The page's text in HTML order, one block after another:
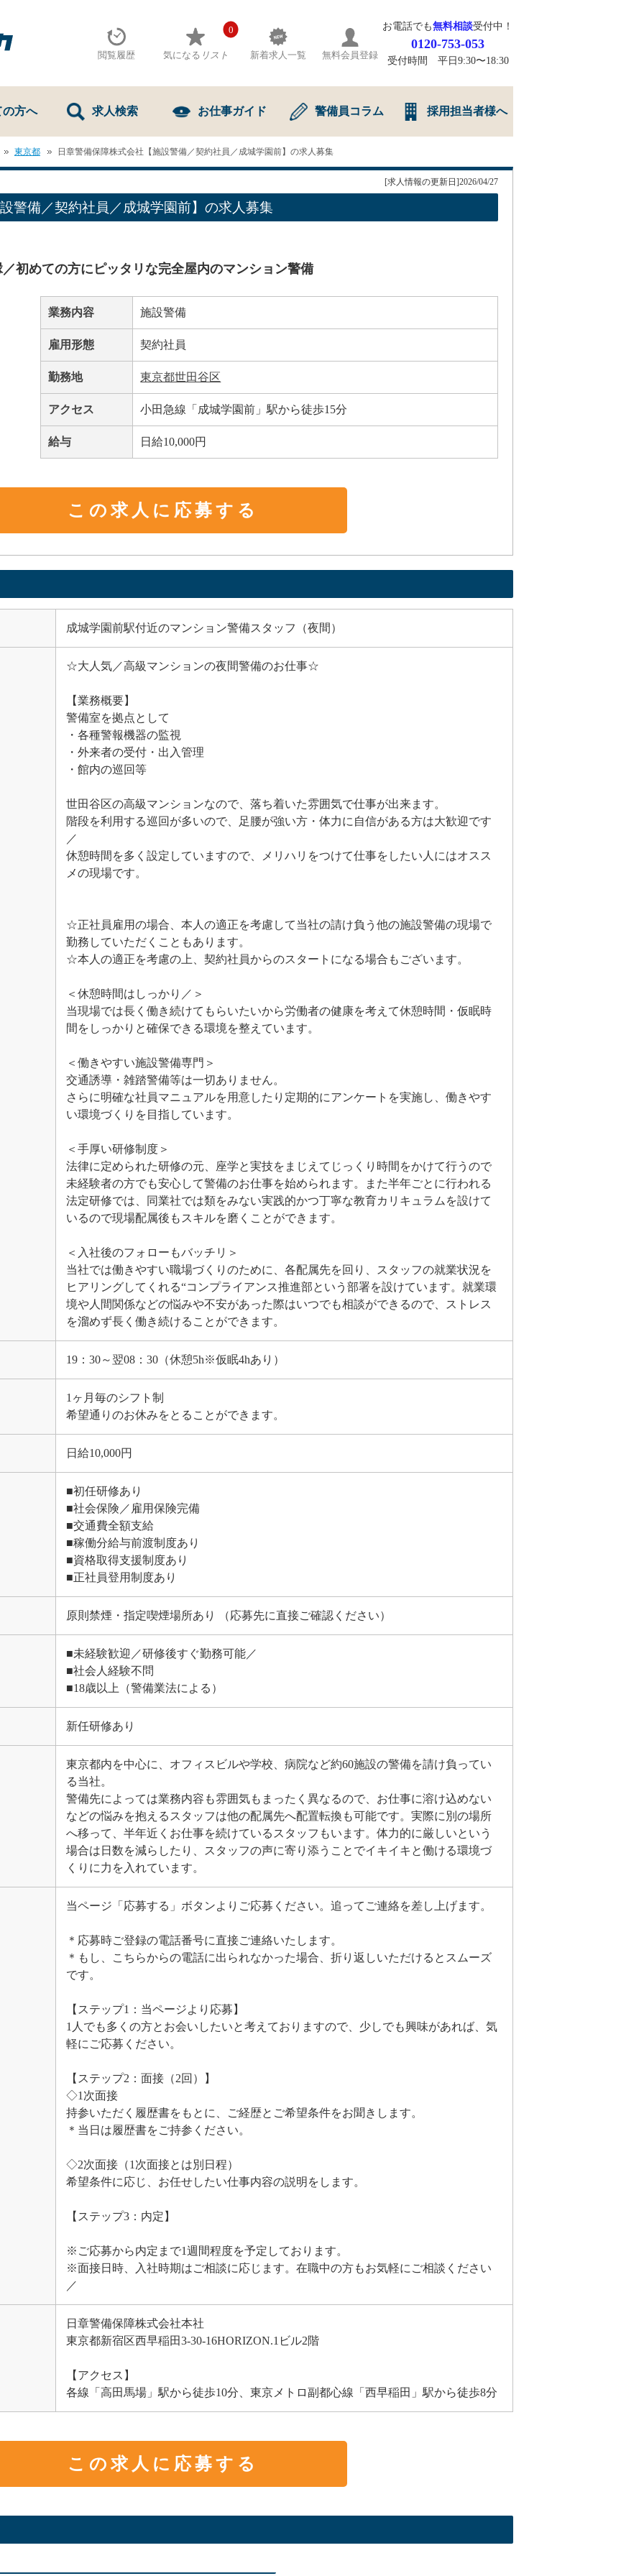
閲覧履歴
0
気になる リスト 新着求人一覧 無料会員登録
お電話でも無料相談受付中！
0120-753-053
受付時間 平日9:30〜18:30
の方へ 求人検索 お仕事ガイド 警備員コラム 採用担当者様へ
東京都 日章警備保障株式会社【施設警備／契約社員／成城学園前】の求人募集
[求人情報の更新日]2026/04/27
警備／契約社員／成城学園前】の求人募集
初めての方にピッタリな完全屋内のマンション警備
業務内容 施設警備
雇用形態 契約社員
勤務地 東京都世田谷区
アクセス 小田急線「成城学園前」駅から徒歩15分
給与 日給10,000円
この求人に応募する
成城学園前駅付近のマンション警備スタッフ（夜間）
☆大人気／高級マンションの夜間警備のお仕事☆
【業務概要】
警備室を拠点として
・各種警報機器の監視
・外来者の受付・出入管理
・館内の巡回等
世田谷区の高級マンションなので、落ち着いた雰囲気で仕事が出来ます。
階段を利用する巡回が多いので、足腰が強い方・体力に自信がある方は大歓迎です
／
休憩時間を多く設定していますので、メリハリをつけて仕事をしたい人にはオスス
メの現場です。
☆正社員雇用の場合、本人の適正を考慮して当社の請け負う他の施設警備の現場で
勤務していただくこともあります。
☆本人の適正を考慮の上、契約社員からのスタートになる場合もございます。
＜休憩時間はしっかり／＞
当現場では長く働き続けてもらいたいから労働者の健康を考えて休憩時間・仮眠時
間をしっかりと確保できる環境を整えています。
＜働きやすい施設警備専門＞
交通誘導・雑踏警備等は一切ありません。
さらに明確な社員マニュアルを用意したり定期的にアンケートを実施し、働きやす
い環境づくりを目指しています。
＜手厚い研修制度＞
法律に定められた研修の元、座学と実技をまじえてじっくり時間をかけて行うので
未経験者の方でも安心して警備のお仕事を始められます。また半年ごとに行われる
法定研修では、同業社では類をみない実践的かつ丁寧な教育カリキュラムを設けて
いるので現場配属後もスキルを磨くことができます。
＜入社後のフォローもバッチリ＞
当社では働きやすい職場づくりのために、各配属先を回り、スタッフの就業状況を
ヒアリングしてくれる“コンプライアンス推進部という部署を設けています。就業環
境や人間関係などの悩みや不安があった際はいつでも相談ができるので、ストレス
を溜めず長く働き続けることができます。
19：30～翌08：30（休憩5h※仮眠4hあり）
1ヶ月毎のシフト制
希望通りのお休みをとることができます。
日給10,000円
■初任研修あり
■社会保険／雇用保険完備
■交通費全額支給
■稼働分給与前渡制度あり
■資格取得支援制度あり
■正社員登用制度あり
原則禁煙・指定喫煙場所あり （応募先に直接ご確認ください）
■未経験歓迎／研修後すぐ勤務可能／
■社会人経験不問
■18歳以上（警備業法による）
新任研修あり
東京都内を中心に、オフィスビルや学校、病院など約60施設の警備を請け負ってい
る当社。
警備先によっては業務内容も雰囲気もまったく異なるので、お仕事に溶け込めない
などの悩みを抱えるスタッフは他の配属先へ配置転換も可能です。実際に別の場所
へ移って、半年近くお仕事を続けているスタッフもいます。体力的に厳しいという
場合は日数を減らしたり、スタッフの声に寄り添うことでイキイキと働ける環境づ
くりに力を入れています。
当ページ「応募する」ボタンよりご応募ください。追ってご連絡を差し上げます。
＊応募時ご登録の電話番号に直接ご連絡いたします。
＊もし、こちらからの電話に出られなかった場合、折り返しいただけるとスムーズ
です。
【ステップ1：当ページより応募】
1人でも多くの方とお会いしたいと考えておりますので、少しでも興味があれば、気
軽にご応募ください。
【ステップ2：面接（2回）】
◇1次面接
持参いただく履歴書をもとに、ご経歴とご希望条件をお聞きします。
＊当日は履歴書をご持参ください。
◇2次面接（1次面接とは別日程）
希望条件に応じ、お任せしたい仕事内容の説明をします。
【ステップ3：内定】
※ご応募から内定まで1週間程度を予定しております。
※面接日時、入社時期はご相談に応じます。在職中の方もお気軽にご相談ください
／
日章警備保障株式会社本社
東京都新宿区西早稲田3-30-16HORIZON.1ビル2階
【アクセス】
各線「高田馬場」駅から徒歩10分、東京メトロ副都心線「西早稲田」駅から徒歩8分
この求人に応募する